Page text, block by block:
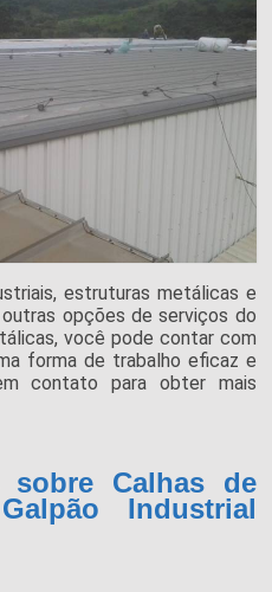
estruturas metálicas e
opções de serviços do
você pode contar com
forma de trabalho eficaz e
contato para obter mais
sobre Calhas de
Industrial